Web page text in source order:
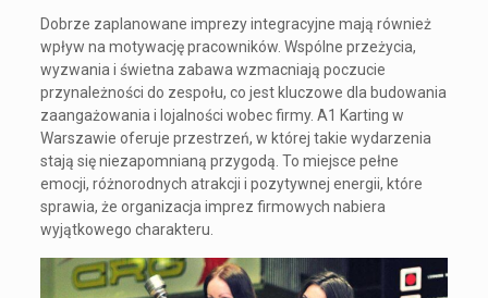
Dobrze zaplanowane imprezy integracyjne mają również
wpływ na motywację pracowników. Wspólne przeżycia,
wyzwania i świetna zabawa wzmacniają poczucie
przynależności do zespołu, co jest kluczowe dla budowania
zaangażowania i lojalności wobec firmy. A1 Karting w
Warszawie oferuje przestrzeń, w której takie wydarzenia
stają się niezapomnianą przygodą. To miejsce pełne
emocji, różnorodnych atrakcji i pozytywnej energii, które
sprawia, że organizacja imprez firmowych nabiera
wyjątkowego charakteru.